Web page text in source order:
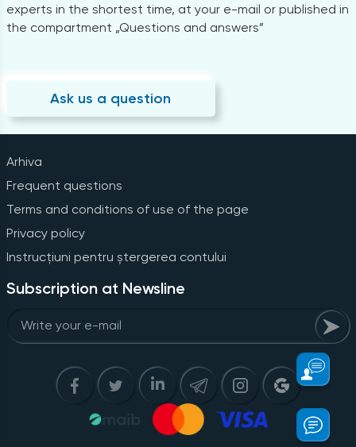
experts in the shortest time, at your e-mail or published in
the compartment „Questions and answers”
Ask us a question
Arhiva
Frequent questions
Terms and conditions of use of the page
Privacy policy
Instrucțiuni pentru ștergerea contului
Subscription at Newsline